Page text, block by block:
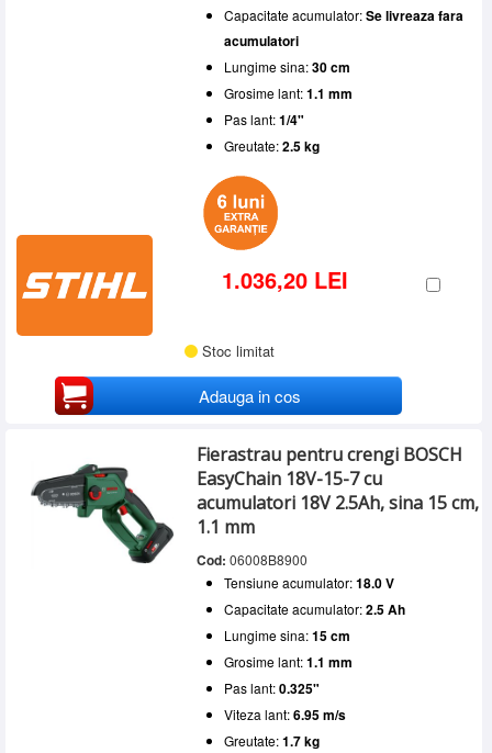
Capacitate acumulator:Se livreaza fara
acumulatori
Lungime sina:30 cm
Grosime lant:1.1 mm
Pas lant:1/4"
Greutate:2.5 kg
1.036,20 LEI
Stoc limitat
Adauga in cos
Fierastrau pentru crengi BOSCH
EasyChain 18V-15-7 cu
acumulatori 18V 2.5Ah, sina 15 cm,
1.1 mm
Cod: 06008B8900
Tensiune acumulator:18.0 V
Capacitate acumulator:2.5 Ah
Lungime sina:15 cm
Grosime lant:1.1 mm
Pas lant:0.325"
Viteza lant:6.95 m/s
Greutate:1.7 kg